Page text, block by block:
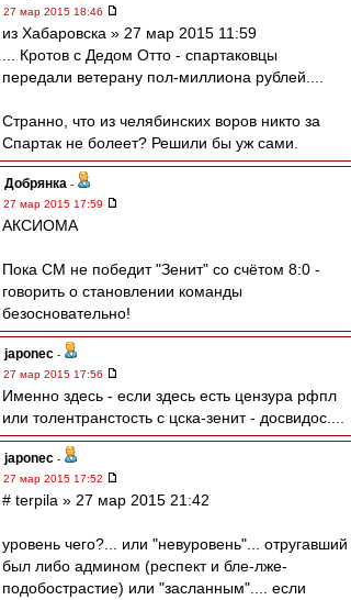
27 мар 2015 18:46
из Хабаровска » 27 мар 2015 11:59
... Кротов с Дедом Отто - спартаковцы
передали ветерану пол-миллиона рублей....
Странно, что из челябинских воров никто за
Спартак не болеет? Решили бы уж сами.
Добрянка -
27 мар 2015 17:59
АКСИОМА
Пока СМ не победит "Зенит" со счётом 8:0 -
говорить о становлении команды
безосновательно!
japonec -
27 мар 2015 17:56
Именно здесь - если здесь есть цензура рфпл
или толентранстость с цска-зенит - досвидос....
japonec -
27 мар 2015 17:52
# terpila » 27 мар 2015 21:42
уровень чего?... или "невуровень"... отругавший
был либо админом (респект и бле-лже-
подобострастие) или "засланным".... если